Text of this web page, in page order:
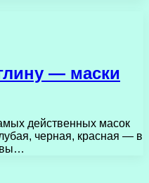
— маски
действенных масок
черная, красная — в
вы…